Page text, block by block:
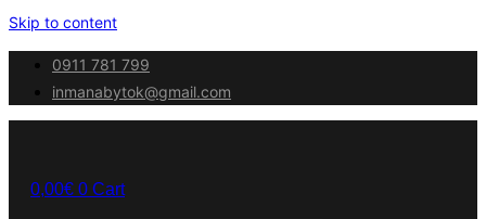
Skip to content
0911 781 799
inmanabytok@gmail.com
0,00€ 0 Cart